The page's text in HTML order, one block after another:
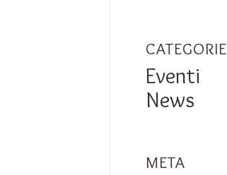
CATEGORIE
Eventi
News
META